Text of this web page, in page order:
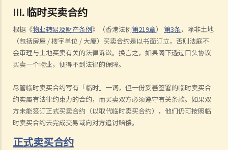
III. 临时买卖合约
根据《物业转易及财产条例》（香港法例第219章） 第3条，除非土地
（包括房屋 / 楼宇单位 / 大厦）买卖合约是以书面订立，否则法庭不
会审理与土地买卖有关的法律诉讼。换言之，如果阁下透过口头协议
买卖一个物业，便得不到法律的保障。
尽管临时卖买合约写有「临时」一词，但一份妥善签署的临时卖买合
约实属有法律约束力的合约，而买卖双方必须遵守有关条款。如果双
方未能签订正式买卖合约（以取代临时卖买合约），他们仍可按照临
时卖买合约去完成交易或向对方追讨赔偿。
正式卖买合约